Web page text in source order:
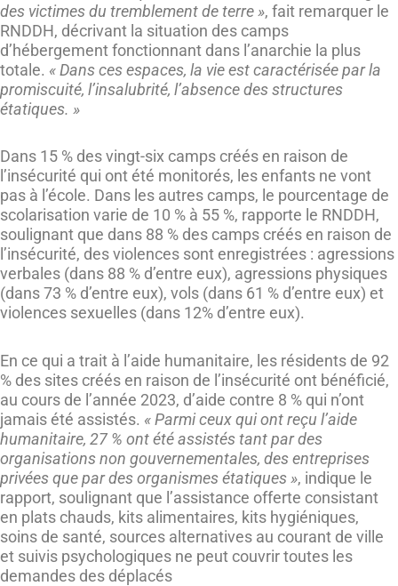
des victimes du tremblement de terre », fait remarquer le
RNDDH, décrivant la situation des camps
d’hébergement fonctionnant dans l’anarchie la plus
totale. « Dans ces espaces, la vie est caractérisée par la
promiscuité, l’insalubrité, l’absence des structures
étatiques. »
Dans 15 % des vingt-six camps créés en raison de
l’insécurité qui ont été monitorés, les enfants ne vont
pas à l’école. Dans les autres camps, le pourcentage de
scolarisation varie de 10 % à 55 %, rapporte le RNDDH,
soulignant que dans 88 % des camps créés en raison de
l’insécurité, des violences sont enregistrées : agressions
verbales (dans 88 % d’entre eux), agressions physiques
(dans 73 % d’entre eux), vols (dans 61 % d’entre eux) et
violences sexuelles (dans 12% d’entre eux).
En ce qui a trait à l’aide humanitaire, les résidents de 92
% des sites créés en raison de l’insécurité ont bénéficié,
au cours de l’année 2023, d’aide contre 8 % qui n’ont
jamais été assistés. « Parmi ceux qui ont reçu l’aide
humanitaire, 27 % ont été assistés tant par des
organisations non gouvernementales, des entreprises
privées que par des organismes étatiques », indique le
rapport, soulignant que l’assistance offerte consistant
en plats chauds, kits alimentaires, kits hygiéniques,
soins de santé, sources alternatives au courant de ville
et suivis psychologiques ne peut couvrir toutes les
demandes des déplacés